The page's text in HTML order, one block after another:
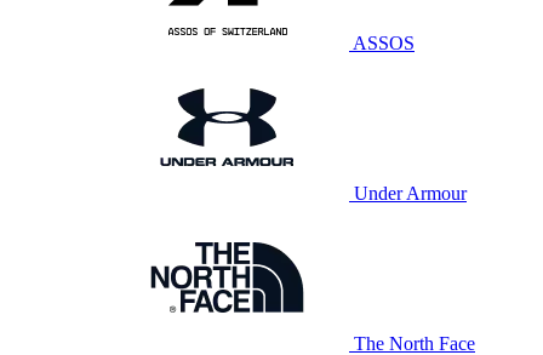
ASSOS
Under Armour
The North Face